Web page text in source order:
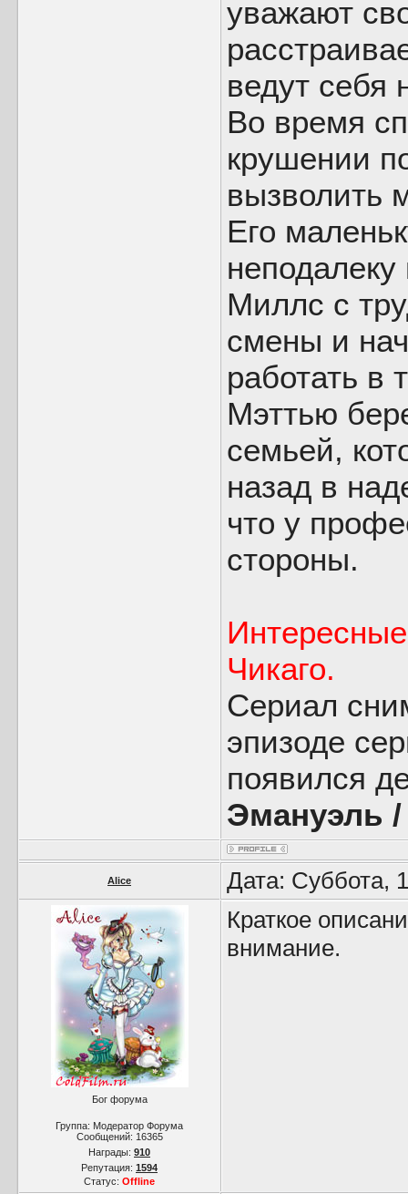
уважают
ведут себя
Во время
крушении
вызволить
Его
Миллс с
смены и
работать в
Мэттью
семьей,
назад в
что у
стороны.
Чикаго.
Сериал
эпизоде
появился
Эмануэль /
Alice Дата: Суббота,
Бог форума
Группа: Модератор Форума
Сообщений: 16365
Награды: 910
Репутация: 1594
Статус: Offline
Краткое
внимание.